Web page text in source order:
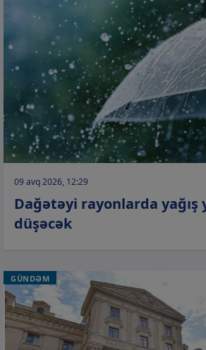
09 avq 2026, 12:29
Dağətəyi rayonlarda yağış
düşəcək
GÜNDƏM